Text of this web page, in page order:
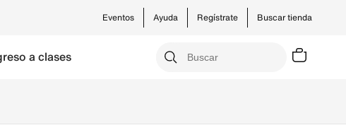
Buscar tienda
Ayuda Regístrate
Eventos
a clases